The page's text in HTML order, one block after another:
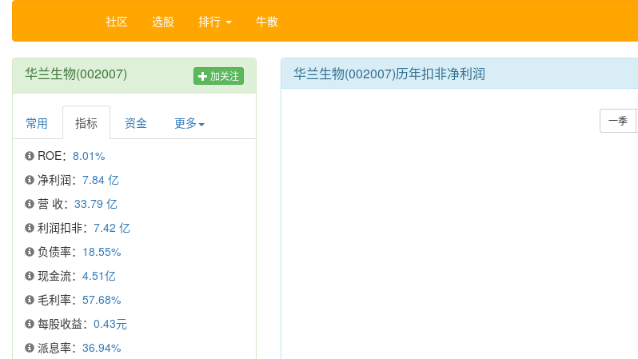
社区 选股 排行 牛散
华兰生物(002007) 加关注
常用 指标 资金 更多
ROE： 8.01%
净利润： 7.84 亿
营 收： 33.79 亿
利润扣非： 7.42 亿
负债率： 18.55%
现金流： 4.51亿
毛利率： 57.68%
每股收益： 0.43元
派息率： 36.94%
华兰生物(002007)历年扣非净利润
一季